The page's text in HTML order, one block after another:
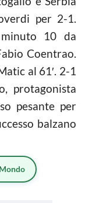
per 2-1.
10 da
Coentrao.
al 61′. 2-1
protagonista
pesante per
balzano
Mondo